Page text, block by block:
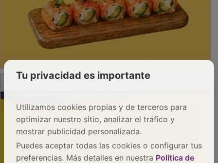
PUBLICIDAD
Tu privacidad es importante
Utilizamos cookies propias y de terceros para
optimizar nuestro sitio, analizar el tráfico y
mostrar publicidad personalizada.
Puedes aceptar todas las cookies o configurar tus
preferencias. Más detalles en nuestra Política de